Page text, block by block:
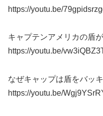
https://youtu.be/
キャプテンアメリカの盾
https://youtu.be/
なぜキャップは盾をバッ
https://youtu.be/